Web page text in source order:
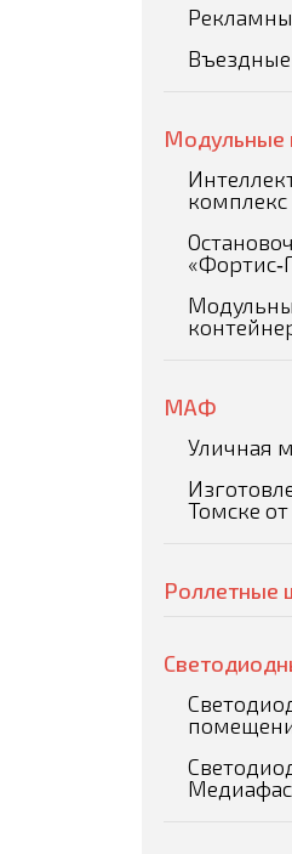
Въездные
Модульные
комплекс
МАФ
Уличная
Томске
Роллетные